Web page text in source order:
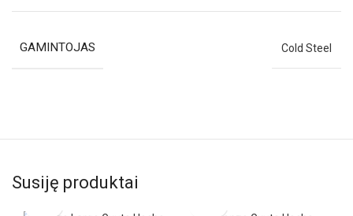
GAMINTOJAS Cold Steel
Susiję produktai